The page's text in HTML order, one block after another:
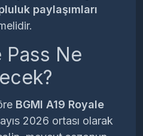
paylaşımları
Pass Ne
BGMI A19 Royale
2026 ortası olarak